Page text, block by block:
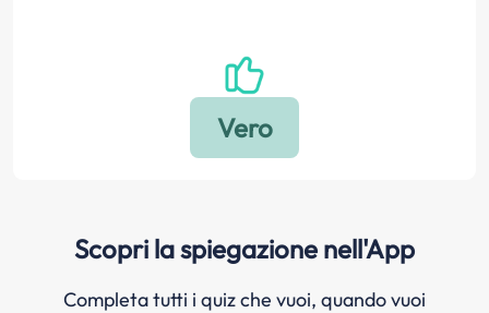
Scopri la spiegazione nell'App
Completa tutti i quiz che vuoi, quando vuoi